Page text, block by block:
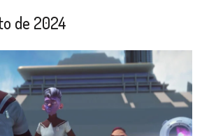
de 2024